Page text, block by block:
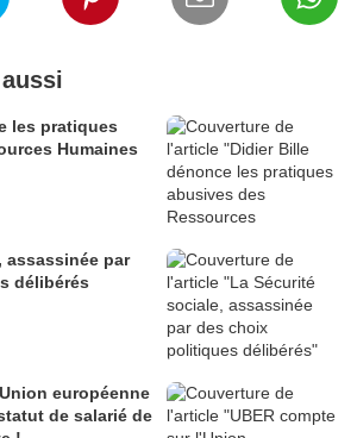
les pratiques
Humaines
assassinée par
délibérés
européenne
de salarié de